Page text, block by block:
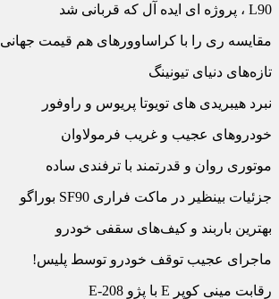
L90 ، پروژه ای ایده آل که قربانی شد
مقایسه ری را با کراس‏اوورهای هم قیمت جهانی
تازه‌‏های دنیای تیونینگ
نبرد هیبریدی های تویوتا پریوس و راوفور
خودروهای عجیب و غریب فرمولاوان
موتوری روان و قدرتمند با ترفندی ساده
جزئیات بی‏نظیر در ماکت فراری SF90 بوراگو
بهترین باربند و کیف‏‌های سقفی خودرو
ماجرای عجیب توقف خودرو توسط پلیس!
رقابت مینی کوپر E با پژو E-208